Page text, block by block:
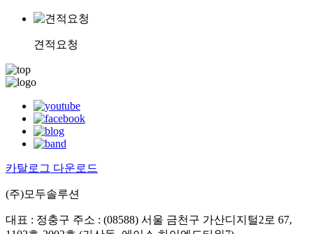
견적요청
카탈로그 다운로드
(주)모두솔루션
대표 : 정충구 주소 : (08588) 서울 금천구 가산디지털2로 67,